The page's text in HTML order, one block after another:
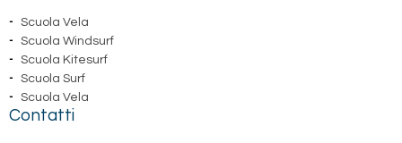
Scuola Vela
Scuola Windsurf
Scuola Kitesurf
Scuola Surf
Scuola Vela
Contatti